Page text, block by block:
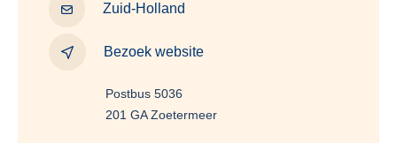
Zuid-Holland
Bezoek website
Postbus 5036
201 GA Zoetermeer